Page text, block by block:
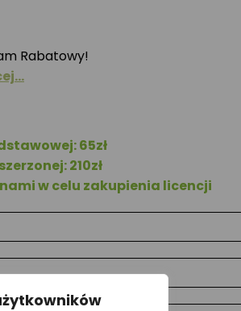
Rabatowy!
65zł
210zł
w celu zakupienia licencji